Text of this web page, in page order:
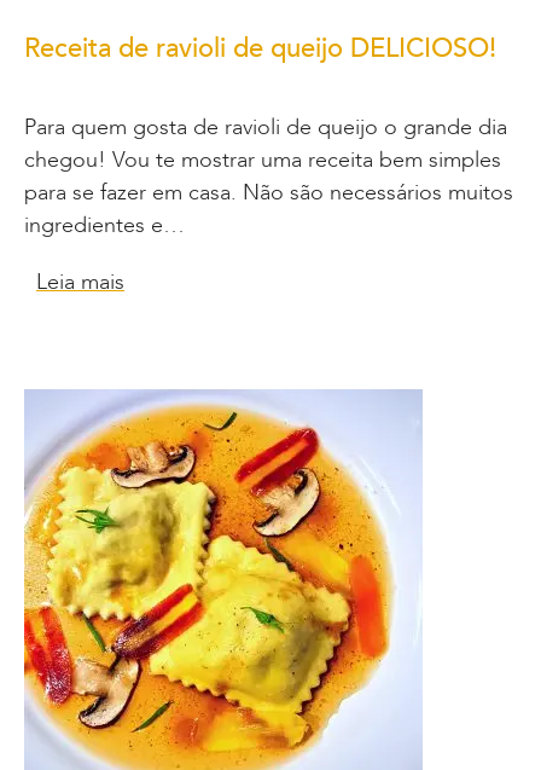
Receita de ravioli de queijo DELICIOSO!
Para quem gosta de ravioli de queijo o grande dia
chegou! Vou te mostrar uma receita bem simples
para se fazer em casa. Não são necessários muitos
ingredientes e…
Leia mais